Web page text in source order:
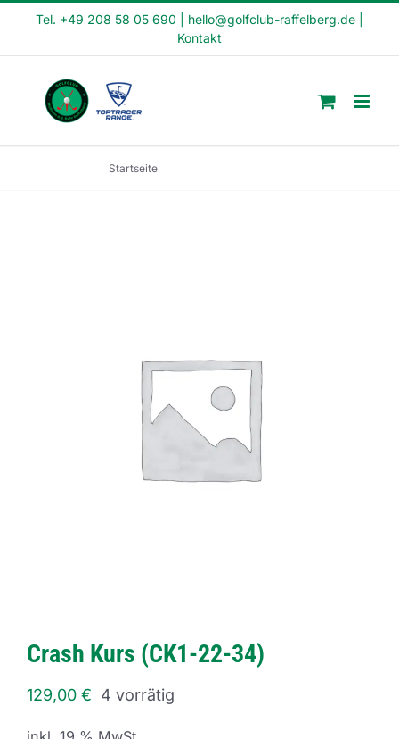
Tel. +49 208 58 05 690 hello@golfclub-raffelberg.de
Kontakt
Startseite
Crash Kurs (CK1-22-34)
129,00 € 4 vorrätig